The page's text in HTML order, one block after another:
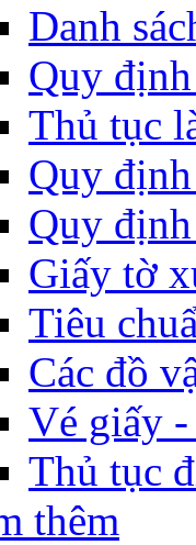
Danh
Quy
Thủ tục
Quy
Quy
Giấy tờ
Tiêu
Các đồ
Vé giấy
Thủ tục
thêm